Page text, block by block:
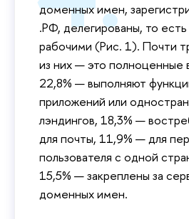
доменных имен,
.РФ, делегированы, то есть
рабочими (Рис. 1). Почти
из них — это полноценные
22,8% — выполняют
приложений или
лэндингов, 18,3% —
для почты, 11,9% — для
пользователя с одной
15,5% — закреплены за
доменных имен.